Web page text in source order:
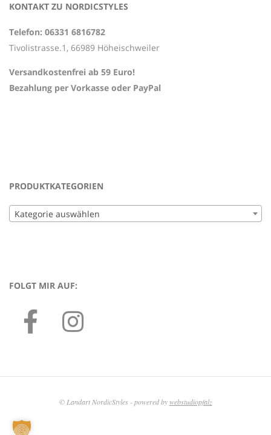
KONTAKT ZU NORDICSTYLES
Telefon: 06331 6816782
Tivolistrasse.1, 66989 Höheischweiler
Versandkostenfrei ab 59 Euro!
Bezahlung per Vorkasse oder PayPal
PRODUKTKATEGORIEN
Kategorie auswählen
FOLGT MIR AUF:
© Landart NordicStyles - powered bywebstudiopfalz